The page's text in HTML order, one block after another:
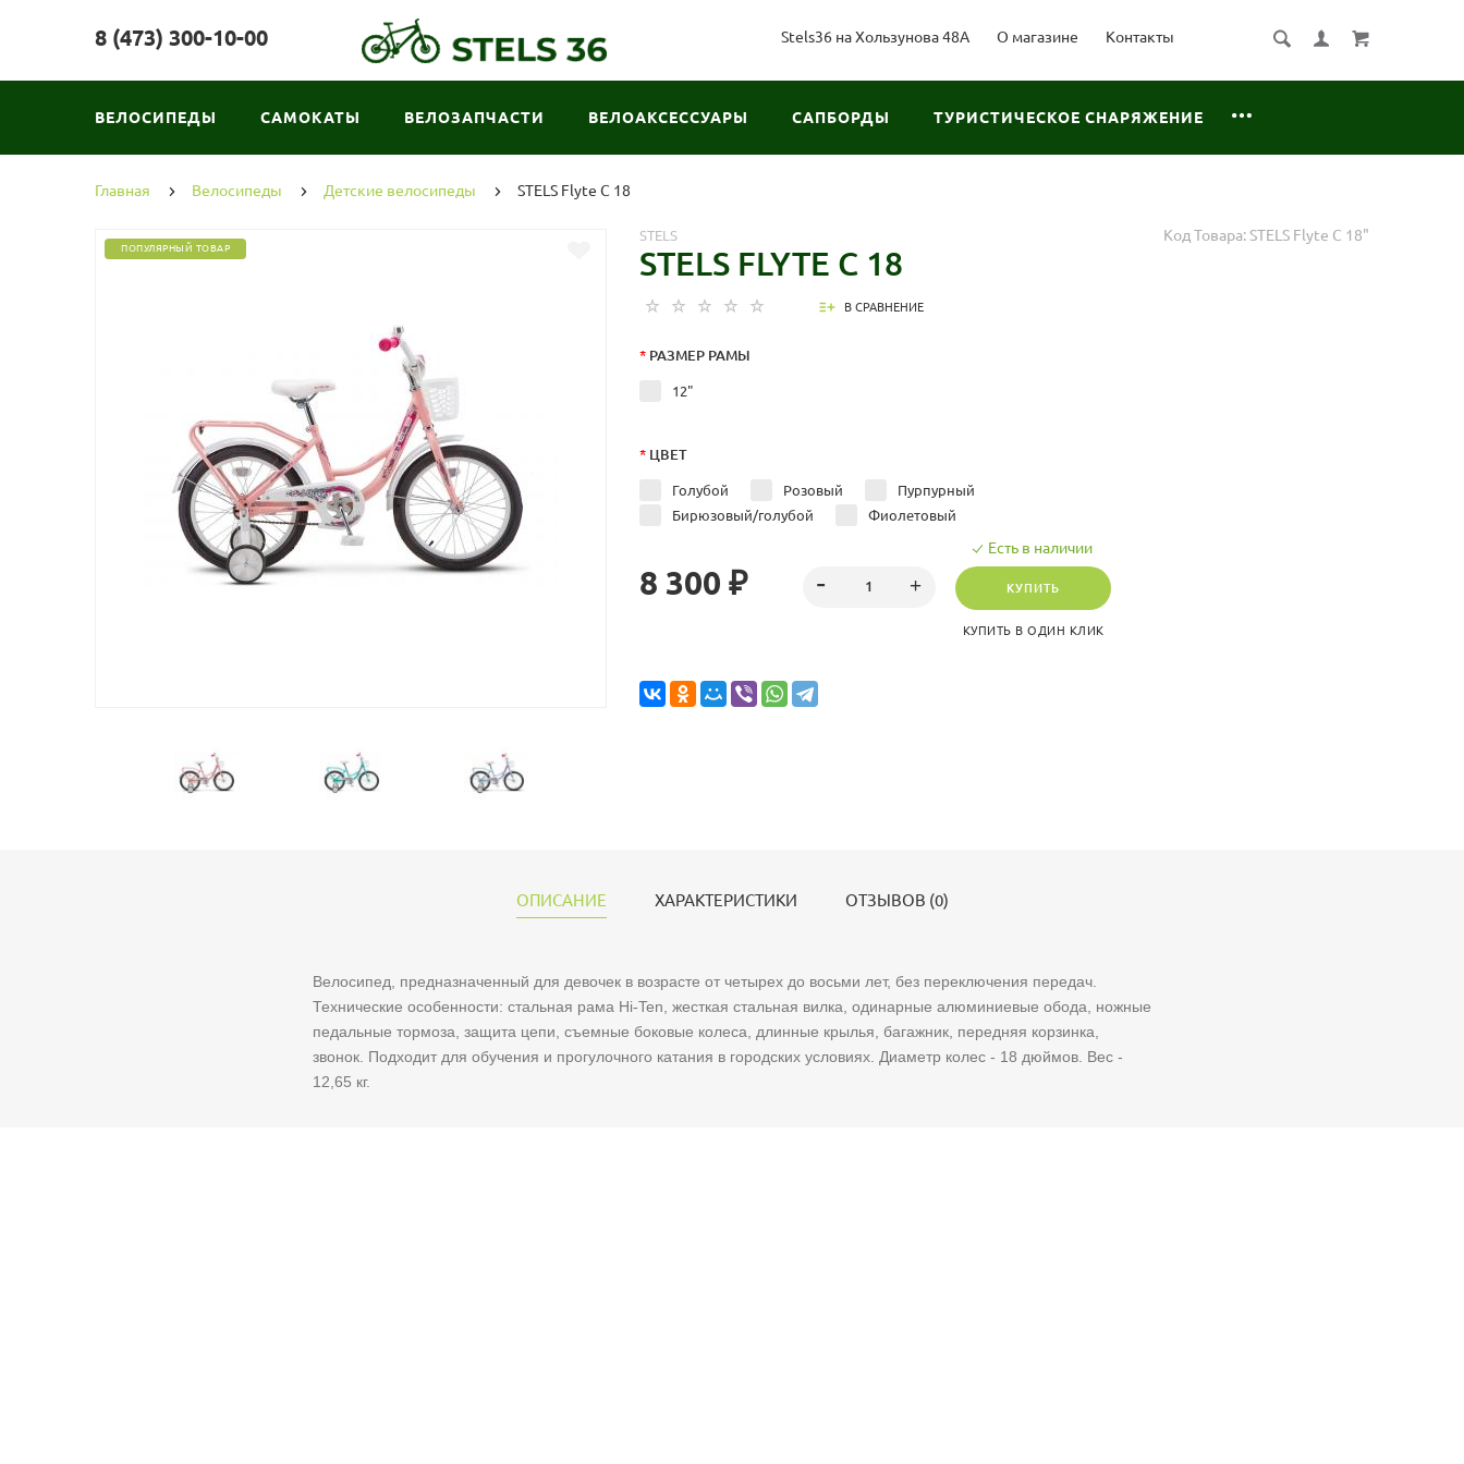
8 (473) 300-10-00 Stels36 на Хользунова 48А О магазине Контакты
ВЕЛОСИПЕДЫ САМОКАТЫ ВЕЛОЗАПЧАСТИ ВЕЛОАКСЕССУАРЫ САПБОРДЫ ТУРИСТИЧЕСКОЕ СНАРЯЖЕНИЕ
Главная Велосипеды Детские велосипеды STELS Flyte C 18
ПОПУЛЯРНЫЙ ТОВАР
Код Товара: STELS Flyte C 18"
STELS
STELS FLYTE C 18
В СРАВНЕНИЕ
* РАЗМЕР РАМЫ
12"
* ЦВЕТ
Голубой Розовый
Пурпурный
Бирюзовый/голубой
Фиолетовый
8 300 ₽
Есть в наличии
КУПИТЬ
КУПИТЬ В ОДИН КЛИК
ОПИСАНИЕ ХАРАКТЕРИСТИКИ ОТЗЫВОВ (0)
Велосипед, предназначенный для девочек в возрасте от четырех до восьми лет, без переключения передач.
Технические особенности: стальная рама Hi-Ten, жесткая стальная вилка, одинарные алюминиевые обода, ножные
педальные тормоза, защита цепи, съемные боковые колеса, длинные крылья, багажник, передняя корзинка,
звонок. Подходит для обучения и прогулочного катания в городских условиях. Диаметр колес - 18 дюймов. Вес -
12,65 кг.